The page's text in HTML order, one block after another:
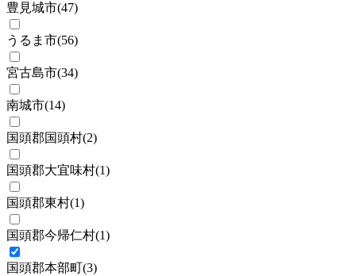
豊見城市(47)
うるま市(56)
宮古島市(34)
南城市(14)
国頭郡国頭村(2)
国頭郡大宜味村(1)
国頭郡東村(1)
国頭郡今帰仁村(1)
国頭郡本部町(3)